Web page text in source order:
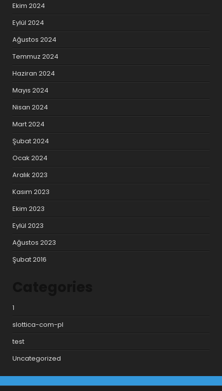
Ekim 2024
Eylül 2024
Ağustos 2024
Temmuz 2024
Haziran 2024
Mayıs 2024
Nisan 2024
Mart 2024
Şubat 2024
Ocak 2024
Aralık 2023
Kasım 2023
Ekim 2023
Eylül 2023
Ağustos 2023
Şubat 2016
1
slottica-com-pl
test
Uncategorized